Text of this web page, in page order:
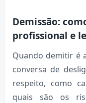
Demissão:
profissional e
Quando demitir é
conversa de
respeito, como
quais são os